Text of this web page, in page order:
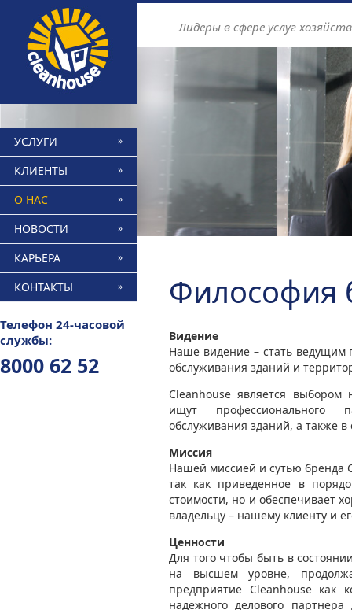
Лидеры в сфере услуг
УСЛУГИ
КЛИЕНТЫ
О НАС
НОВОСТИ
КАРЬЕРА
КОНТАКТЫ
Телефон 24-часовой
службы:
8000 62 52
Философия
Видение
Наше видение – стать ведущим
обслуживания зданий и
Cleanhouse является
ищут профессионального
обслуживания зданий, а также
Миссия
Нашей миссией и сутью бренда
так как приведенное в
стоимости, но и обеспечивает
владельцу – нашему клиенту и
Ценности
Для того чтобы быть в
на высшем уровне,
предприятие Cleanhouse как
надежного делового